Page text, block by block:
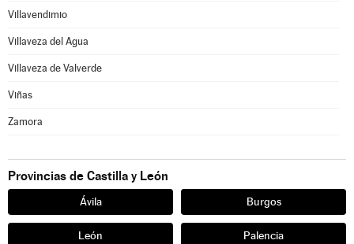
Villavendimio
Villaveza del Agua
Villaveza de Valverde
Viñas
Zamora
Provincias de Castilla y León
Ávila Burgos
León Palencia